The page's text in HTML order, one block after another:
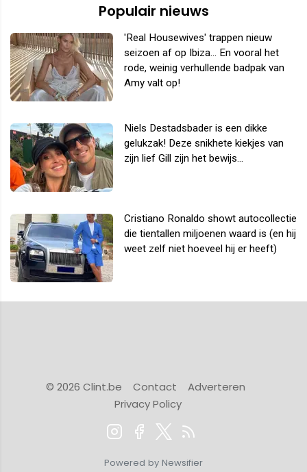
Populair nieuws
'Real Housewives' trappen nieuw
seizoen af op Ibiza... En vooral het
rode, weinig verhullende badpak van
Amy valt op!
Niels Destadsbader is een dikke
gelukzak! Deze snikhete kiekjes van
zijn lief Gill zijn het bewijs...
Cristiano Ronaldo showt autocollectie
die tientallen miljoenen waard is (en hij
weet zelf niet hoeveel hij er heeft)
© 2026 Clint.be Contact
Adverteren
Privacy Policy
Powered by Newsifier